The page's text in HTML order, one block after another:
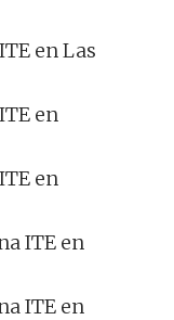
en Las
en
en
ITE en
ITE en